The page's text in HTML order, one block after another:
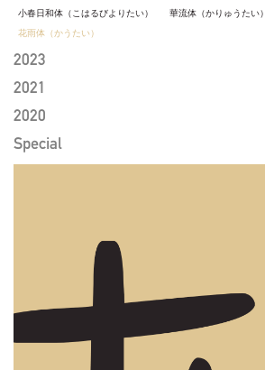
小春日和体（こはるびよりたい） 華流体（かりゅうたい）
花雨体（かうたい）
2023
2021
2020
Special